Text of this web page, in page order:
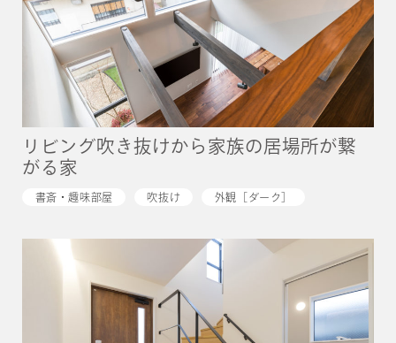
リビング吹き抜けから家族の居場所が繋
がる家
書斎・趣味部屋 吹抜け 外観［ダーク］